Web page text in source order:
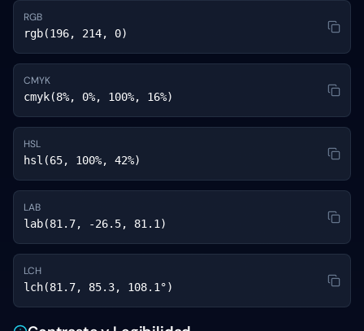
RGB
rgb(196, 214, 0)
CMYK
cmyk(8%, 0%, 100%, 16%)
HSL
hsl(65, 100%, 42%)
LAB
lab(81.7, -26.5, 81.1)
LCH
lch(81.7, 85.3, 108.1°)